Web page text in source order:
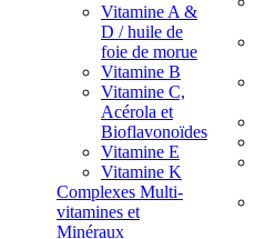
Vitamine A &
D / huile de
foie de morue
Vitamine B
Vitamine C,
Acérola et
Bioflavonoïdes
Vitamine E
Vitamine K
Complexes Multi-
vitamines et
Minéraux